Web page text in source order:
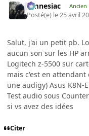
Amnesiac Ancien
Posté(e) le 25 avril
Salut, j'ai un petit pb.
aucun son sur les HP
Logitech z-5500 sur
mais c'est en
une audigy) Asus K8N-
Test audio sous
si vs avez des idées
Citer